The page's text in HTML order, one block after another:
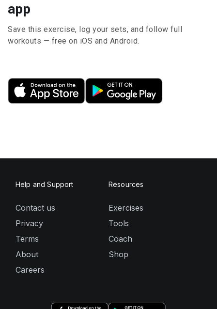
app
Save this exercise, log your sets, and follow full
workouts — free on iOS and Android.
Help and Support
Contact us
Privacy
Terms
About
Careers
Resources
Exercises
Tools
Coach
Shop